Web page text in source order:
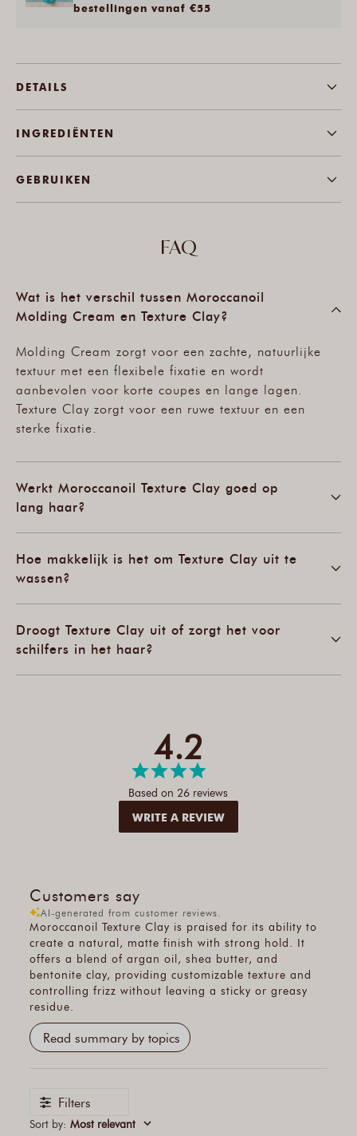
bestellingen vanaf €55
DETAILS
INGREDIËNTEN
GEBRUIKEN
FAQ
Wat is het verschil tussen Moroccanoil
Molding Cream en Texture Clay?
Molding Cream zorgt voor een zachte, natuurlijke
textuur met een flexibele fixatie en wordt
aanbevolen voor korte coupes en lange lagen.
Texture Clay zorgt voor een ruwe textuur en een
sterke fixatie.
Werkt Moroccanoil Texture Clay goed op
lang haar?
Hoe makkelijk is het om Texture Clay uit te
wassen?
Droogt Texture Clay uit of zorgt het voor
schilfers in het haar?
4.2
Based on 26 reviews
WRITE A REVIEW
Customers say
AI-generated from customer reviews.
Moroccanoil Texture Clay is praised for its ability to
create a natural, matte finish with strong hold. It
offers a blend of argan oil, shea butter, and
bentonite clay, providing customizable texture and
controlling frizz without leaving a sticky or greasy
residue.
Read summary by topics
Filters
Sort by: Most relevant